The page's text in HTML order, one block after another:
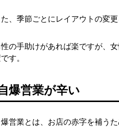
た、季節ごとにレイアウトの変
の手助けがあれば楽ですが、
す。
爆営業が辛い
爆営業とは、お店の赤字を補う